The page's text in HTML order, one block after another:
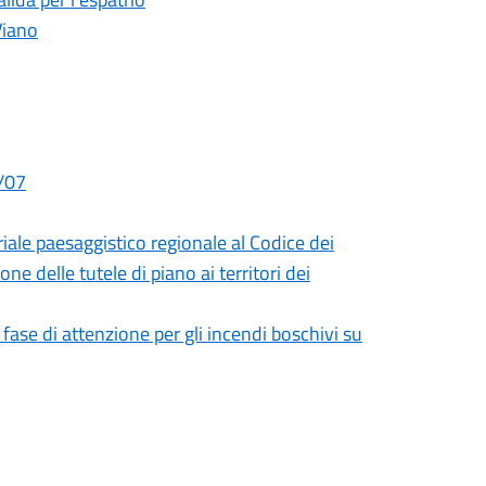
paesaggistico regionale al Codice dei
delle tutele di piano ai territori dei
di attenzione per gli incendi boschivi su